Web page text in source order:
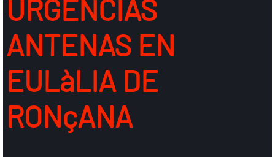
URGENCIAS
ANTENAS EN
EULàLIA DE
RONçANA